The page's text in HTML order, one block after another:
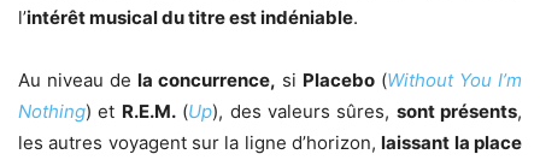
l’intérêt musical du titre est indéniable.
Au niveau de la concurrence, si Placebo (Without You I’m
Nothing) et R.E.M.(Up), des valeurs sûres, sont présents,
les autres voyagent sur la ligne d’horizon,laissant la place